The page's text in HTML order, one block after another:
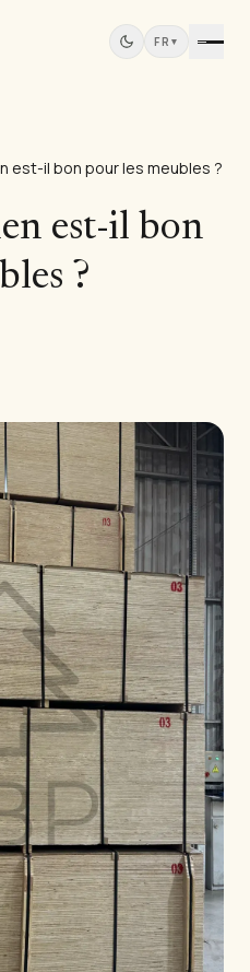
FR ▾
est-il bon pour les meubles ?
est-il bon
?